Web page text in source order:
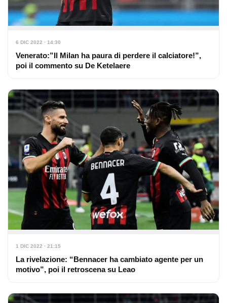
6 DIC 2022 · 14:30
Venerato:”Il Milan ha paura di perdere il calciatore!”,
poi il commento su De Ketelaere
1 DIC 2022 · 21:15
La rivelazione: “Bennacer ha cambiato agente per un
motivo”, poi il retroscena su Leao